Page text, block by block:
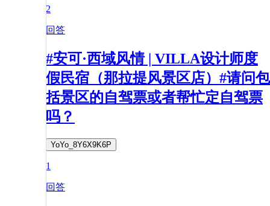
2
回答
#安可·西域风情 | VILLA设计师度
假民宿（那拉提风景区店）#请问包
括景区的自驾票或者帮忙定自驾票
吗？
YoYo_8Y6X9K6P
1
回答